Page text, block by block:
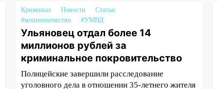
Криминал Новости
Статьи
#мошенничество
#УМВД
Ульяновец отдал более 14
миллионов рублей за
криминальное покровительство
Полицейские завершили расследование
уголовного дела в отношении 35-летнего жителя